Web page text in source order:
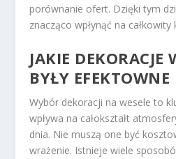
porównanie ofert. Dzięki tym
znacząco wpłynąć na
JAKIE DEKORACJE
BYŁY
Wybór dekoracji na wesele to
wpływa na całokształt
dnia. Nie muszą one być
wrażenie. Istnieje wiele